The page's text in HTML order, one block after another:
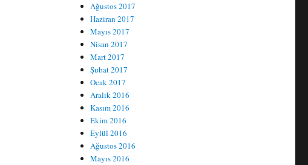
Ağustos 2017
Haziran 2017
Mayıs 2017
Nisan 2017
Mart 2017
Şubat 2017
Ocak 2017
Aralık 2016
Kasım 2016
Ekim 2016
Eylül 2016
Ağustos 2016
Mayıs 2016